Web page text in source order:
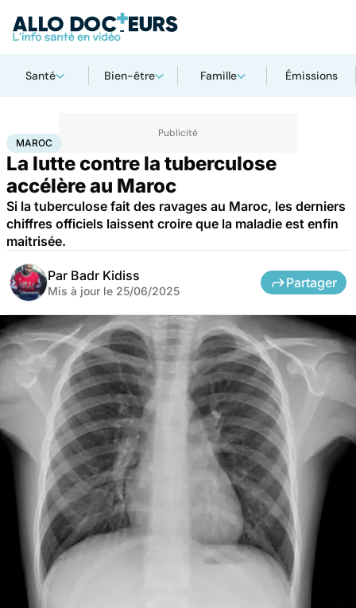
Santé Bien-être Famille Émissions
AccueilSanté Maladies infectieuses
MAROC
La lutte contre la tuberculose
accélère au Maroc
Si la tuberculose fait des ravages au Maroc, les derniers
chiffres officiels laissent croire que la maladie est enfin
maitrisée.
Par Badr Kidiss
Mis à jour le 25/06/2025
Partager